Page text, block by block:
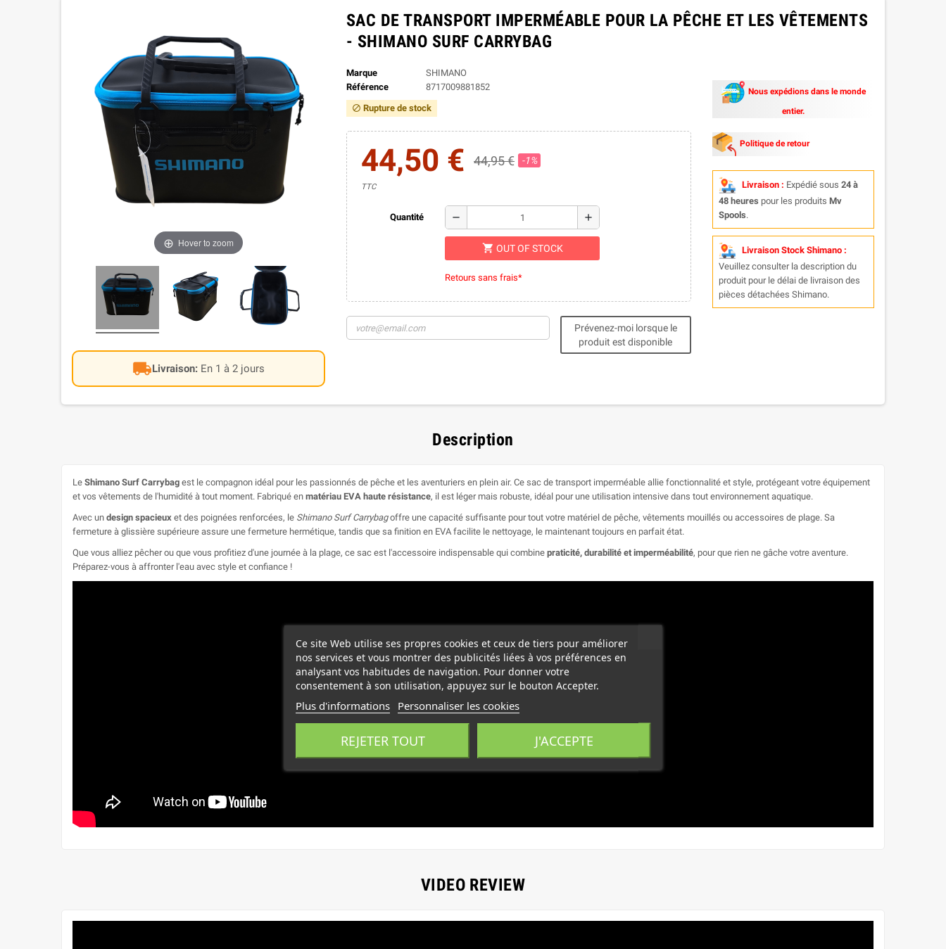
Hover to zoom
local_shippingLivraison: En 1 à 2 jours
SAC DE TRANSPORT IMPERMÉABLE POUR LA PÊCHE ET LES VÊTEMENTS
- SHIMANO SURF CARRYBAG
Marque
SHIMANO
Référence
8717009881852
block Rupture de stock
44,50 € 44,95 € -1%
TTC
Quantité remove add
shopping_cart OUT OF STOCK
Retours sans frais*
Prévenez-moi lorsque le
produit est disponible
Nous expédions dans le monde
entier.
Politique de retour
Livraison : Expédié sous 24 à
48 heures pour les produits Mv
Spools.
Livraison Stock Shimano :
Veuillez consulter la description du
produit pour le délai de livraison des
pièces détachées Shimano.
Description
Le Shimano Surf Carrybag est le compagnon idéal pour les passionnés de pêche et les aventuriers en plein air. Ce sac de transport imperméable allie fonctionnalité et style, protégeant votre équipement
et vos vêtements de l'humidité à tout moment. Fabriqué en matériau EVA haute résistance, il est léger mais robuste, idéal pour une utilisation intensive dans tout environnement aquatique.
Avec un design spacieux et des poignées renforcées, le Shimano Surf Carrybagoffre une capacité suffisante pour tout votre matériel de pêche, vêtements mouillés ou accessoires de plage. Sa
fermeture à glissière supérieure assure une fermeture hermétique, tandis que sa finition en EVA facilite le nettoyage, le maintenant toujours en parfait état.
Que vous alliez pêcher ou que vous profitiez d'une journée à la plage, ce sac est l'accessoire indispensable qui combine praticité, durabilité et imperméabilité, pour que rien ne gâche votre aventure.
Préparez-vous à affronter l'eau avec style et confiance !
VIDEO REVIEW
Ce site Web utilise ses propres cookies et ceux de tiers pour améliorer
nos services et vous montrer des publicités liées à vos préférences en
analysant vos habitudes de navigation. Pour donner votre
consentement à son utilisation, appuyez sur le bouton Accepter.
Plus d'informations Personnaliser les cookies
REJETER TOUT J'ACCEPTE